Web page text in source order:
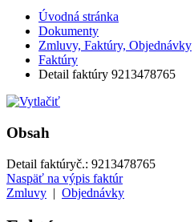
Úvodná stránka
Dokumenty
Zmluvy, Faktúry, Objednávky
Faktúry
Detail faktúry 9213478765
Obsah
Detail faktúryč.: 9213478765
Naspäť na výpis faktúr
Zmluvy | Objednávky